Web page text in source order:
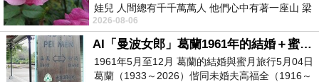
娃兒 人間總有千千萬萬人 他們心中有著一座山 梁
山佛山泰華衡恆嵩 一山之高
2026-08-06
AI「曼波女郎」葛蘭1961年的結婚＋蜜月旅行 #戀上老電影 #葛蘭 #粟子
1961年5月至12月 葛蘭的結婚與蜜月旅行5月04日
葛蘭（1933～2026）偕同未婚夫高福全（1916～